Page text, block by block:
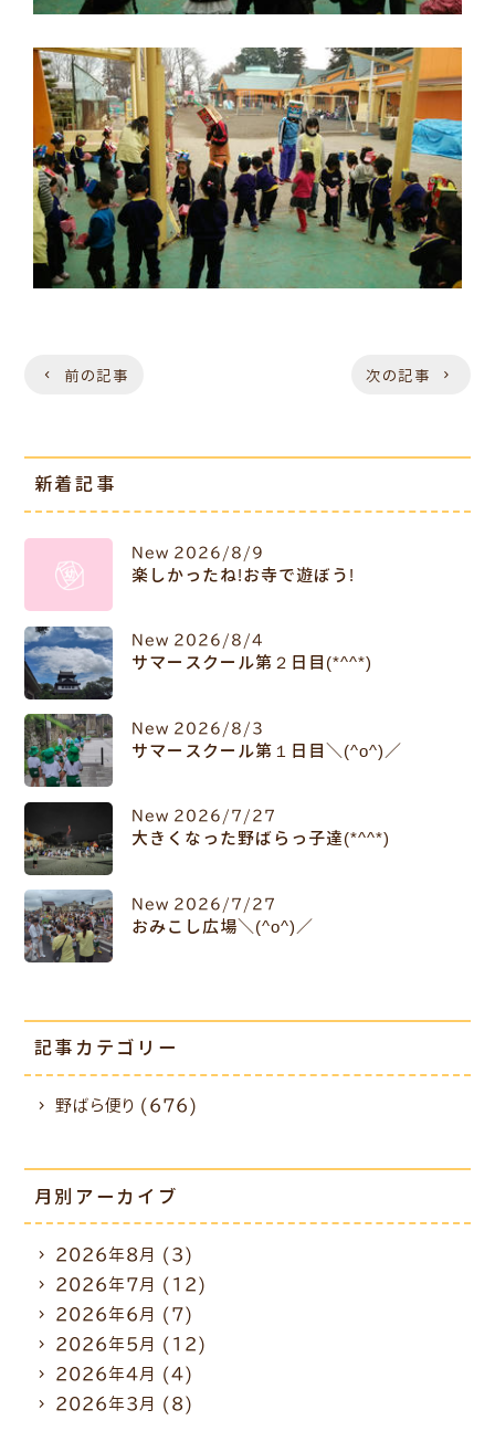
前の記事 次の記事
新着記事
New 2026/8/9
楽しかったね!お寺で遊ぼう!
New 2026/8/4
サマースクール第２日目(*^^*)
New 2026/8/3
サマースクール第１日目＼(^o^)／
New 2026/7/27
大きくなった野ばらっ子達(*^^*)
New 2026/7/27
おみこし広場＼(^o^)／
記事カテゴリー
野ばら便り (676)
月別アーカイブ
2026年8月 (3)
2026年7月 (12)
2026年6月 (7)
2026年5月 (12)
2026年4月 (4)
2026年3月 (8)